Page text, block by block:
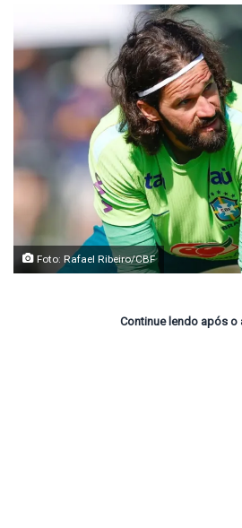
Foto: Rafael Ribeiro/CBF
Continue lendo após o